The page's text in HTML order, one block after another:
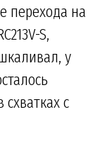
перехода на
S,
у
с